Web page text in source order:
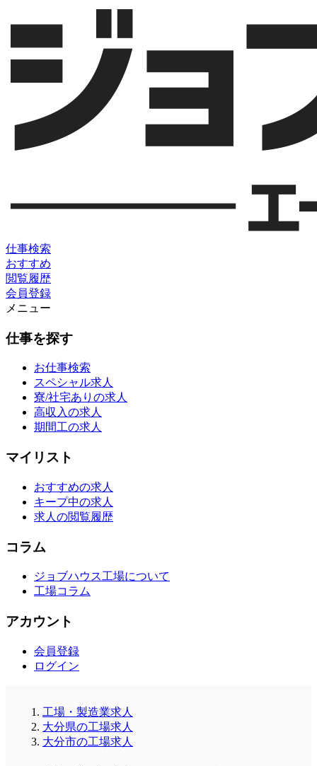
仕事検索
おすすめ
閲覧履歴
会員登録
メニュー
仕事を探す
お仕事検索
スペシャル求人
寮/社宅ありの求人
高収入の求人
期間工の求人
マイリスト
おすすめの求人
キープ中の求人
求人の閲覧履歴
コラム
ジョブハウス工場について
工場コラム
アカウント
会員登録
ログイン
工場・製造業求人
大分県の工場求人
大分市の工場求人